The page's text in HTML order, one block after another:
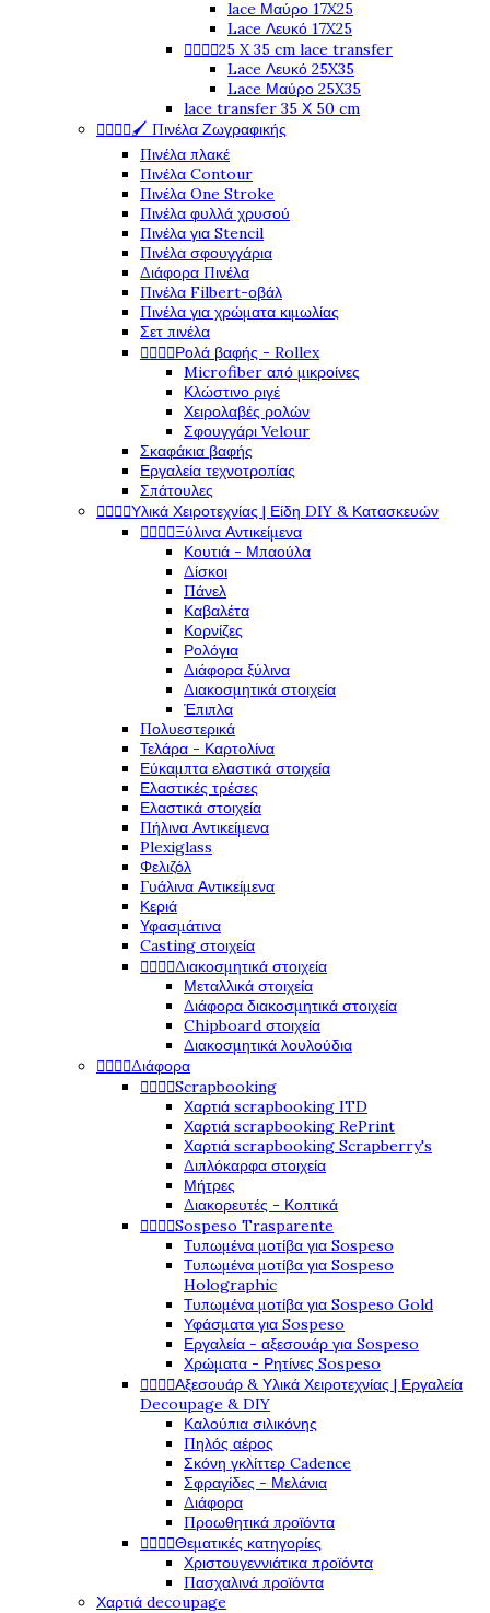
lace Μαύρο 17X25
Lace Λευκό 17X25
25 X 35 cm lace transfer
Lace Λευκό 25X35
Lace Μαύρο 25X35
lace transfer 35 Χ 50 cm
🖌️ Πινέλα Ζωγραφικής
Πινέλα πλακέ
Πινέλα Contour
Πινέλα One Stroke
Πινέλα φυλλά χρυσού
Πινέλα για Stencil
Πινέλα σφουγγάρια
Διάφορα Πινέλα
Πινέλα Filbert-οβάλ
Πινέλα για χρώματα κιμωλίας
Σετ πινέλα
Ρολά βαφής - Rollex
Microfiber από μικροίνες
Κλώστινο ριγέ
Χειρολαβές ρολών
Σφουγγάρι Velour
Σκαφάκια βαφής
Εργαλεία τεχνοτροπίας
Σπάτουλες
Υλικά Χειροτεχνίας | Είδη DIY & Κατασκευών
Ξύλινα Αντικείμενα
Κουτιά - Μπαούλα
Δίσκοι
Πάνελ
Καβαλέτα
Κορνίζες
Ρολόγια
Διάφορα ξύλινα
Διακοσμητικά στοιχεία
Έπιπλα
Πολυεστερικά
Τελάρα - Καρτολίνα
Εύκαμπτα ελαστικά στοιχεία
Ελαστικές τρέσες
Ελαστικά στοιχεία
Πήλινα Αντικείμενα
Plexiglass
Φελιζόλ
Γυάλινα Αντικείμενα
Κεριά
Υφασμάτινα
Casting στοιχεία
Διακοσμητικά στοιχεία
Μεταλλικά στοιχεία
Διάφορα διακοσμητικά στοιχεία
Chipboard στοιχεία
Διακοσμητικά λουλούδια
Διάφορα
Scrapbooking
Χαρτιά scrapbooking ITD
Χαρτιά scrapbooking RePrint
Χαρτιά scrapbooking Scrapberry's
Διπλόκαρφα στοιχεία
Μήτρες
Διακορευτές - Κοπτικά
Sospeso Trasparente
Τυπωμένα μοτίβα για Sospeso
Τυπωμένα μοτίβα για Sospeso
Holographic
Τυπωμένα μοτίβα για Sospeso Gold
Υφάσματα για Sospeso
Εργαλεία - αξεσουάρ για Sospeso
Χρώματα - Ρητίνες Sospeso
Αξεσουάρ & Υλικά Χειροτεχνίας | Εργαλεία
Decoupage & DIY
Καλούπια σιλικόνης
Πηλός αέρος
Σκόνη γκλίττερ Cadence
Σφραγίδες - Μελάνια
Διάφορα
Προωθητικά προϊόντα
Θεματικές κατηγορίες
Χριστουγεννιάτικα προϊόντα
Πασχαλινά προϊόντα
Χαρτιά decoupage